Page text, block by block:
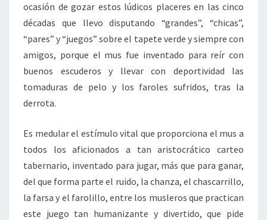
ocasión de gozar estos lúdicos placeres en las cinco
décadas que llevo disputando “grandes”, “chicas”,
“pares” y “juegos” sobre el tapete verde y siempre con
amigos, porque el mus fue inventado para reír con
buenos escuderos y llevar con deportividad las
tomaduras de pelo y los faroles sufridos, tras la
derrota.
Es medular el estímulo vital que proporciona el mus a
todos los aficionados a tan aristocrático carteo
tabernario, inventado para jugar, más que para ganar,
del que forma parte el ruido, la chanza, el chascarrillo,
la farsa y el farolillo, entre los musleros que practican
este juego tan humanizante y divertido, que pide